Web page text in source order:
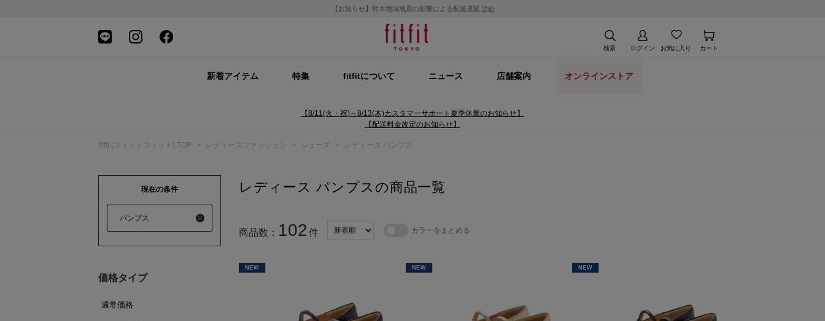
【お知らせ】熊本地域地震の影響による配送遅延 詳細
検索 ログイン お気に入り カート
新着アイテム 特集 fitfitについて ニュース 店舗案内 オンラインストア
【8/11(火・祝)～8/13(木)カスタマーサポート夏季休業のお知らせ】
【配送料金改定のお知らせ】
fitfit (フィットフィット) TOP > レディースファッション > シューズ > レディース パンプス
現在の条件
パンプス
価格タイプ
通常価格
レディース パンプスの商品一覧
商品数： 102 件 カラーをまとめる
NEW NEW NEW